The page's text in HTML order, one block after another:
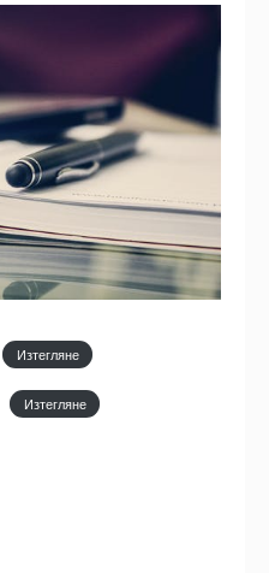
Изтегляне
Изтегляне